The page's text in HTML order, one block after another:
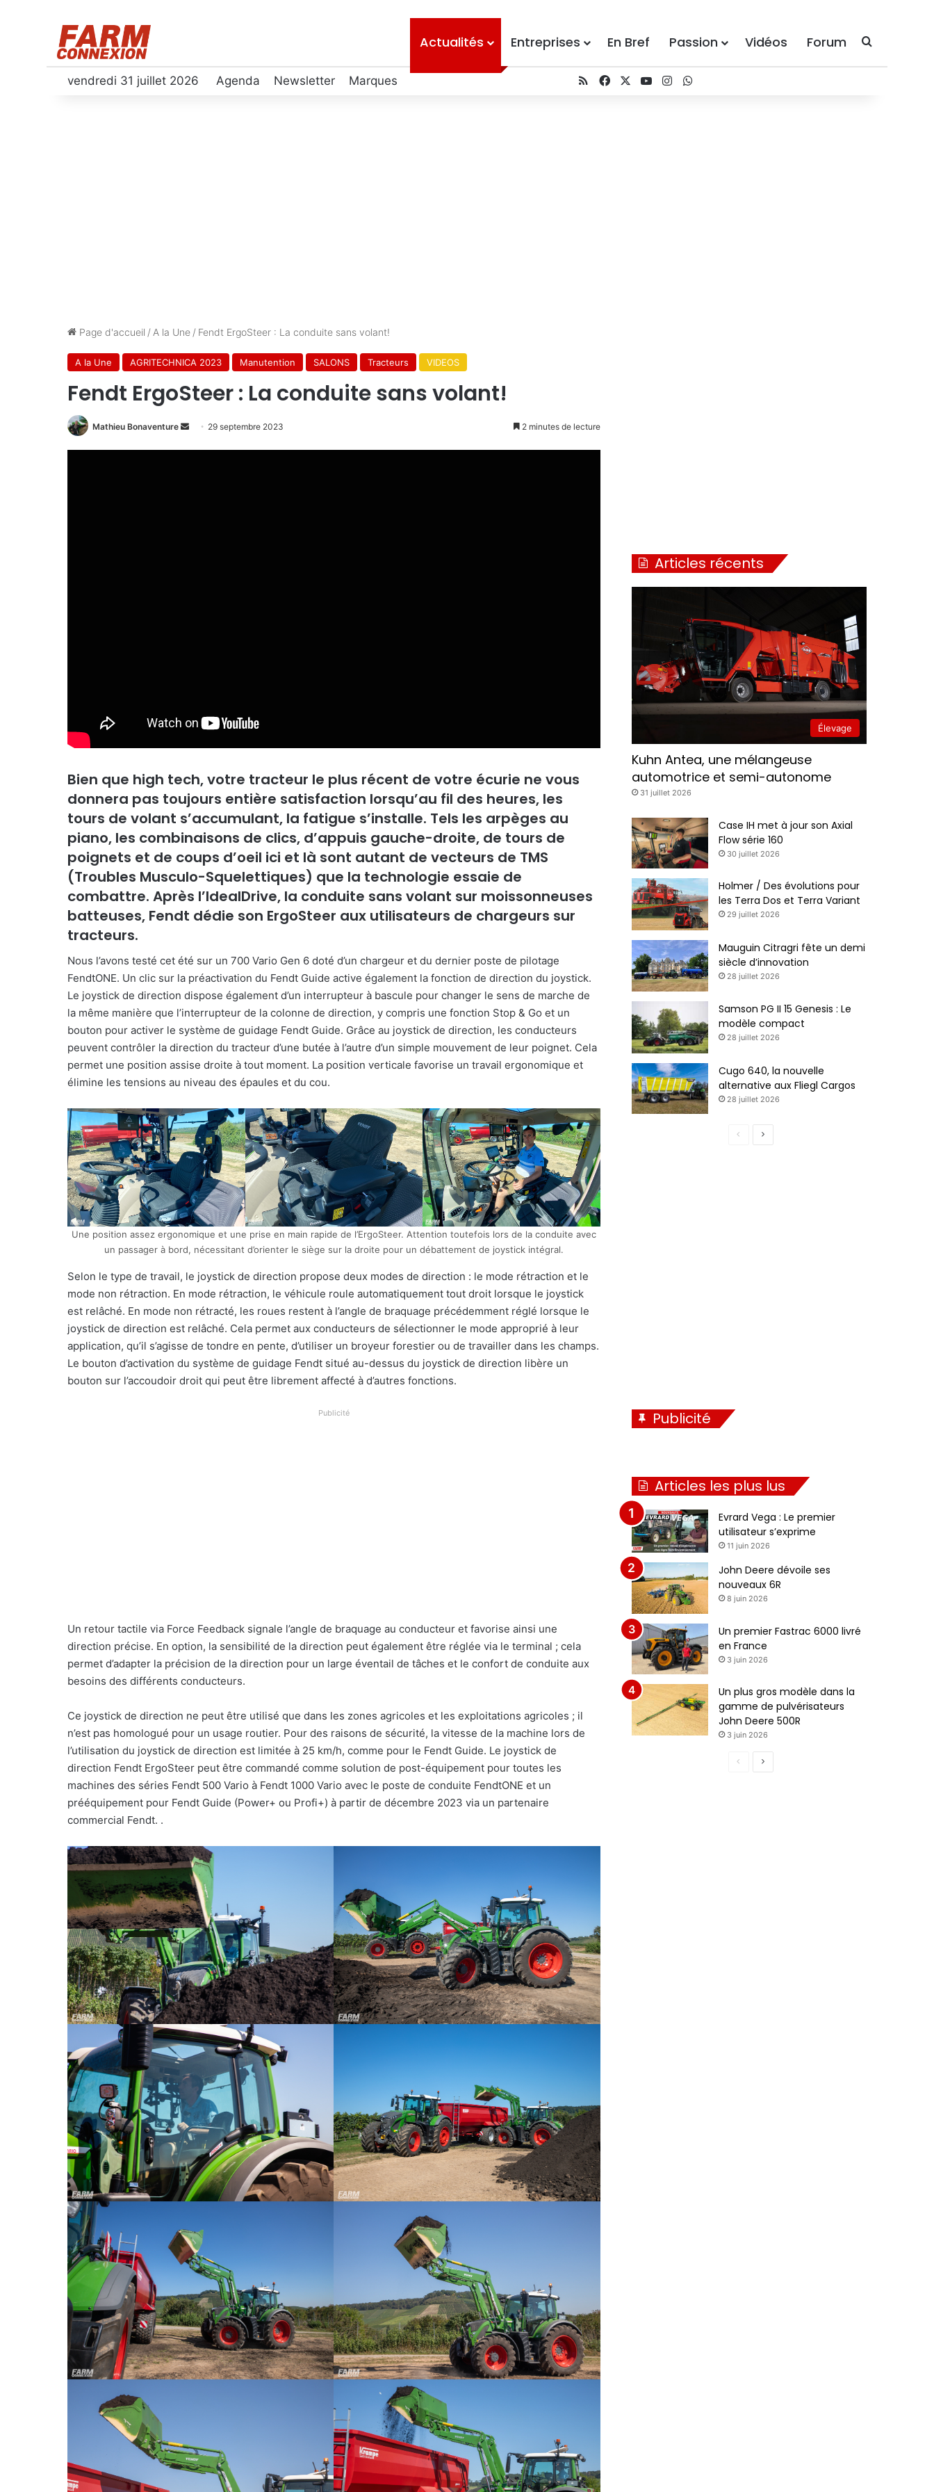
Actualités Entreprises En Bref Passion Vidéos Forum Recherche
vendredi 31 juillet 2026 Agenda Newsletter Marques RSSFacebookYouTubeInstagram
WhatsApp
Page d'accueil / A la Une / Fendt ErgoSteer : La conduite sans volant!
A la Une AGRITECHNICA 2023 Manutention SALONS Tracteurs VIDEOS
Fendt ErgoSteer : La conduite sans volant!
Mathieu Bonaventure
Envoyer29 septembre 2023 2 minutes de lecture
Bien que high tech, votre tracteur le plus récent de votre écurie ne vous
donnera pas toujours entière satisfaction lorsqu’au fil des heures, les
tours de volant s’accumulant, la fatigue s’installe. Tels les arpèges au
piano, les combinaisons de clics, d’appuis gauche-droite, de tours de
poignets et de coups d’oeil ici et là sont autant de vecteurs de TMS
(Troubles Musculo-Squelettiques) que la technologie essaie de
combattre. Après l’IdealDrive, la conduite sans volant sur moissonneuses
batteuses, Fendt dédie son ErgoSteer aux utilisateurs de chargeurs sur
tracteurs.
Nous l’avons testé cet été sur un 700 Vario Gen 6 doté d’un chargeur et du dernier poste de pilotage
FendtONE. Un clic sur la préactivation du Fendt Guide active également la fonction de direction du joystick.
Le joystick de direction dispose également d’un interrupteur à bascule pour changer le sens de marche de
la même manière que l’interrupteur de la colonne de direction, y compris une fonction Stop & Go et un
bouton pour activer le système de guidage Fendt Guide. Grâce au joystick de direction, les conducteurs
peuvent contrôler la direction du tracteur d’une butée à l’autre d’un simple mouvement de leur poignet. Cela
permet une position assise droite à tout moment. La position verticale favorise un travail ergonomique et
élimine les tensions au niveau des épaules et du cou.
Une position assez ergonomique et une prise en main rapide de l’ErgoSteer. Attention toutefois lors de la conduite avec
un passager à bord, nécessitant d’orienter le siège sur la droite pour un débattement de joystick intégral.
Selon le type de travail, le joystick de direction propose deux modes de direction : le mode rétraction et le
mode non rétraction. En mode rétraction, le véhicule roule automatiquement tout droit lorsque le joystick
est relâché. En mode non rétracté, les roues restent à l’angle de braquage précédemment réglé lorsque le
joystick de direction est relâché. Cela permet aux conducteurs de sélectionner le mode approprié à leur
application, qu’il s’agisse de tondre en pente, d’utiliser un broyeur forestier ou de travailler dans les champs.
Le bouton d’activation du système de guidage Fendt situé au-dessus du joystick de direction libère un
bouton sur l’accoudoir droit qui peut être librement affecté à d’autres fonctions.
Publicité
Un retour tactile via Force Feedback signale l’angle de braquage au conducteur et favorise ainsi une
direction précise. En option, la sensibilité de la direction peut également être réglée via le terminal ; cela
permet d’adapter la précision de la direction pour un large éventail de tâches et le confort de conduite aux
besoins des différents conducteurs.
Ce joystick de direction ne peut être utilisé que dans les zones agricoles et les exploitations agricoles ; il
n’est pas homologué pour un usage routier. Pour des raisons de sécurité, la vitesse de la machine lors de
l’utilisation du joystick de direction est limitée à 25 km/h, comme pour le Fendt Guide. Le joystick de
direction Fendt ErgoSteer peut être commandé comme solution de post-équipement pour toutes les
machines des séries Fendt 500 Vario à Fendt 1000 Vario avec le poste de conduite FendtONE et un
prééquipement pour Fendt Guide (Power+ ou Profi+) à partir de décembre 2023 via un partenaire
commercial Fendt. .
Articles récents
Élevage
Kuhn Antea, une mélangeuse
automotrice et semi-autonome
31 juillet 2026
Case IH met à jour son Axial
Flow série 160
30 juillet 2026
Holmer / Des évolutions pour
les Terra Dos et Terra Variant
29 juillet 2026
Mauguin Citragri fête un demi
siècle d’innovation
28 juillet 2026
Samson PG II 15 Genesis : Le
modèle compact
28 juillet 2026
Cugo 640, la nouvelle
alternative aux Fliegl Cargos
28 juillet 2026
Page
Publicité
Articles les plus lus
Evrard Vega : Le premier
utilisateur s’exprime
11 juin 2026
John Deere dévoile ses
nouveaux 6R
8 juin 2026
Un premier Fastrac 6000 livré
en France
3 juin 2026
Un plus gros modèle dans la
gamme de pulvérisateurs
John Deere 500R
3 juin 2026
Page